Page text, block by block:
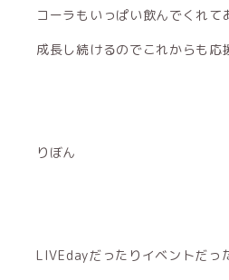
コーラもいっぱい飲んでくれて
成長し続けるのでこれからも
りぼん
LIVEdayだったりイベントだっ